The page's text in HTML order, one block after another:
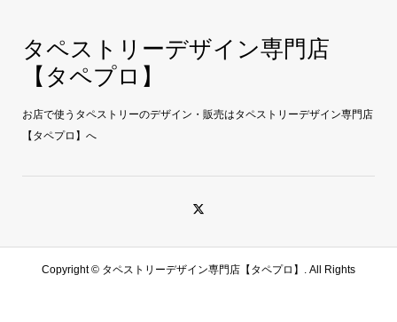
タペストリーデザイン専門店
【タペプロ】
お店で使うタペストリーのデザイン・販売はタペストリーデザイン専門店
【タペプロ】へ
Copyright © タペストリーデザイン専門店【タペプロ】. All Rights